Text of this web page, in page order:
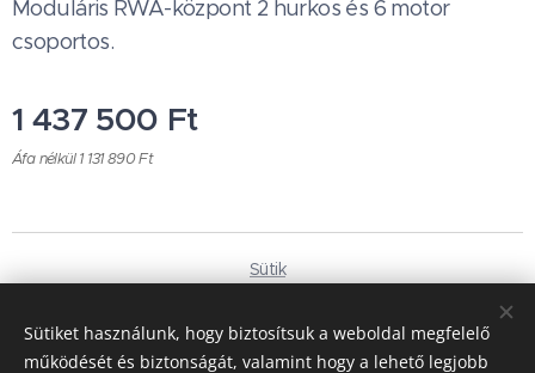
Moduláris RWA-központ 2 hurkos és 6 motor
csoportos.
1 437 500 Ft
Áfa nélkül 1 131 890 Ft
Sütik
Magyar
Deutsch
Sütiket használunk, hogy biztosítsuk a weboldal megfelelő
működését és biztonságát, valamint hogy a lehető legjobb